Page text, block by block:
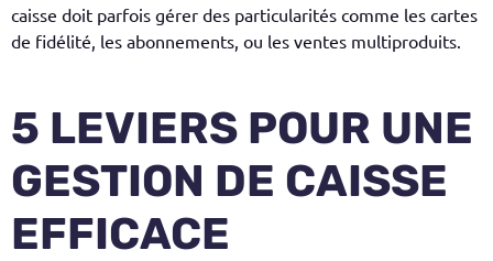
caisse doit parfois gérer des particularités comme les cartes
de fidélité, les abonnements, ou les ventes multiproduits.
5 LEVIERS POUR UNE
GESTION DE CAISSE
EFFICACE